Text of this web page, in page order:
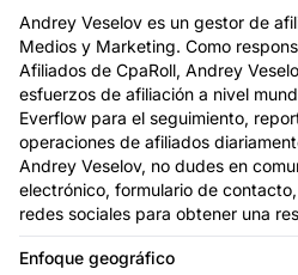
Andrey Veselov es un gestor de
Medios y Marketing. Como
Afiliados de CpaRoll, Andrey
esfuerzos de afiliación a nivel
Everflow para el seguimiento,
operaciones de afiliados
Andrey Veselov, no dudes en
electrónico, formulario de
redes sociales para obtener una
Enfoque geográfico